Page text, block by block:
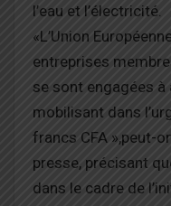
l’eau et l’électricité.
«L’Union
entreprises
se sont engagées à
mobilisant dans
francs CFA »,peut-
presse, précisant
dans le cadre de